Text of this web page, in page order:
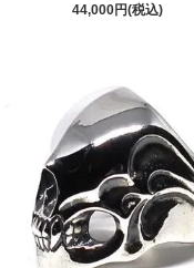
44,000円(税込)